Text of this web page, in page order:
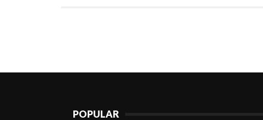
POPULAR